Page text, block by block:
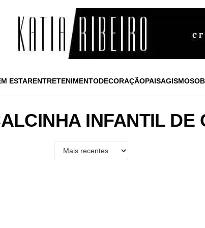
ESTARENTRETENIMENTODECORAÇÃOPAISAGISMO
INFANTIL DE